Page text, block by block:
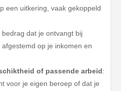
een uitkering, vaak gekoppeld
bedrag dat je ontvangt bij
op je inkomen en
of passende arbeid:
voor je eigen beroep of dat je